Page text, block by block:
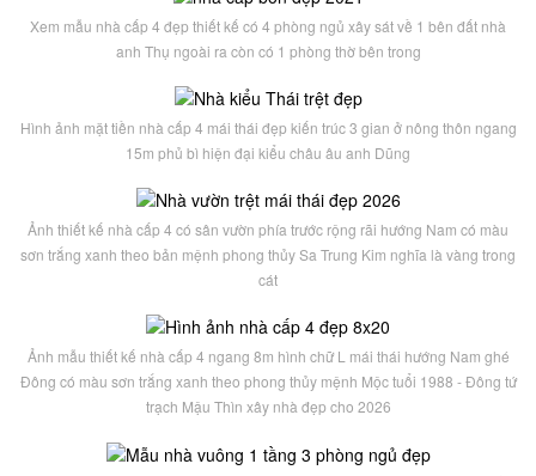
Xem mẫu nhà cấp 4 đẹp thiết kế có 4 phòng ngủ xây sát về 1 bên đất nhà
anh Thụ ngoài ra còn có 1 phòng thờ bên trong
Hình ảnh mặt tiền nhà cấp 4 mái thái đẹp kiến trúc 3 gian ở nông thôn ngang
15m phủ bì hiện đại kiểu châu âu anh Dũng
Ảnh thiết kế nhà cấp 4 có sân vườn phía trước rộng rãi hướng Nam có màu
sơn trắng xanh theo bản mệnh phong thủy Sa Trung Kim nghĩa là vàng trong
cát
Ảnh mẫu thiết kế nhà cấp 4 ngang 8m hình chữ L mái thái hướng Nam ghé
Đông có màu sơn trắng xanh theo phong thủy mệnh Mộc tuổi 1988 - Đông tứ
trạch Mậu Thìn xây nhà đẹp cho 2026